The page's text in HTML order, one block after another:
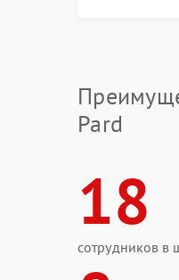
Pard
18
сотрудников в